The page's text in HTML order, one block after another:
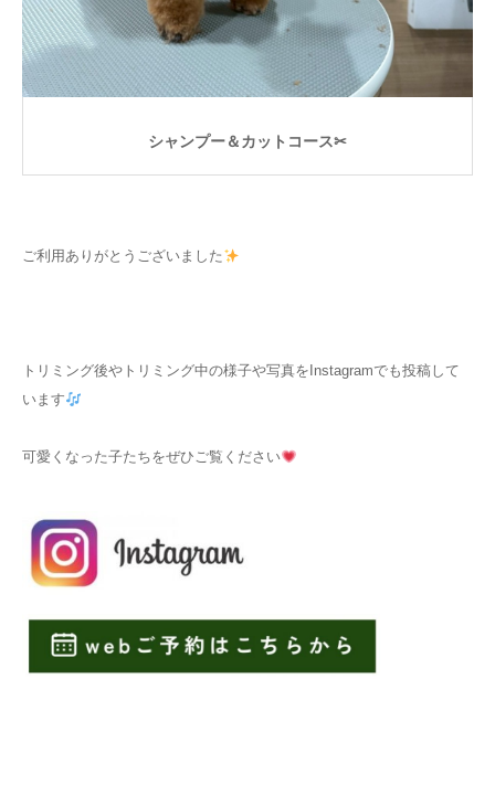
シャンプー＆カットコース✂
ご利用ありがとうございました
トリミング後やトリミング中の様子や写真をInstagramでも投稿して
います
可愛くなった子たちをぜひご覧ください